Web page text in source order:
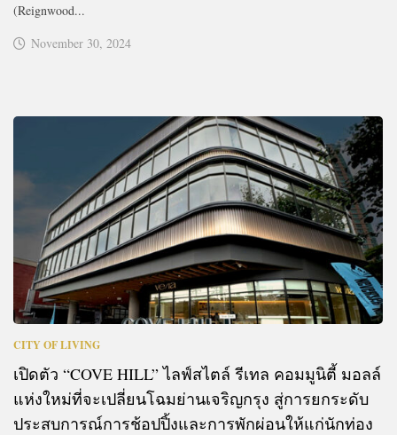
(Reignwood...
November 30, 2024
CITY OF LIVING
เปิดตัว “COVE HILL” ไลฟ์สไตล์ รีเทล คอมมูนิตี้ มอลล์
แห่งใหม่ที่จะเปลี่ยนโฉมย่านเจริญกรุง สู่การยกระดับ
ประสบการณ์การช้อปปิ้งและการพักผ่อนให้แก่นักท่อง